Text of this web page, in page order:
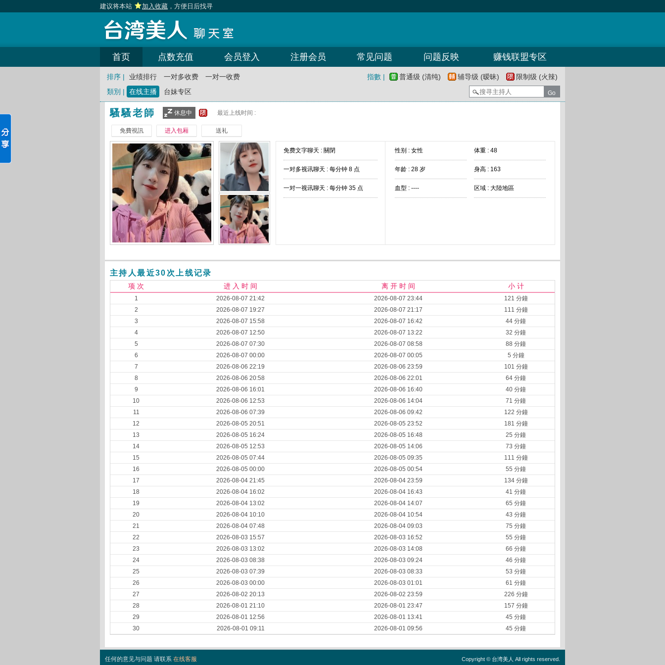
建议将本站 加入收藏 ，方便日后找寻
首页 点数充值 会员登入 注册会员 常见问题 问题反映 赚钱联盟专区
排序 | 业绩排行 一对多收费 一对一收费 指數 | 普通级 (清纯) 辅导级 (暧昧)
限制级 (火辣)
類別 |
在线主播 台妹专区
騷騷老師 休息中 最近上线时间 :
免費視訊 进入包厢 送礼
免费文字聊天 : 關閉
一对多视讯聊天 : 每分钟 8 点
一对一视讯聊天 : 每分钟 35 点
性别 : 女性 体重 : 48
年龄 : 28 岁 身高 : 163
血型 : ---- 区域 : 大陸地區
主持人最近30次上线记录
项 次 进 入 时 间 离 开 时 间 小 计
1 2026-08-07 21:42 2026-08-07 23:44
121 分鐘
2
2026-08-07 19:27 2026-08-07 21:17
111 分鐘
3
2026-08-07 15:58 2026-08-07 16:42
44 分鐘
4
2026-08-07 12:50 2026-08-07 13:22
32 分鐘
5
2026-08-07 07:30 2026-08-07 08:58
88 分鐘
6
2026-08-07 00:00 2026-08-07 00:05
5 分鐘
7
2026-08-06 22:19 2026-08-06 23:59
101 分鐘
8
2026-08-06 20:58 2026-08-06 22:01
64 分鐘
9
2026-08-06 16:01 2026-08-06 16:40
40 分鐘
10
2026-08-06 12:53 2026-08-06 14:04
71 分鐘
11
2026-08-06 07:39 2026-08-06 09:42
122 分鐘
12
2026-08-05 20:51 2026-08-05 23:52
181 分鐘
13
2026-08-05 16:24 2026-08-05 16:48
25 分鐘
14
2026-08-05 12:53 2026-08-05 14:06
73 分鐘
15
2026-08-05 07:44 2026-08-05 09:35
111 分鐘
16
2026-08-05 00:00 2026-08-05 00:54
55 分鐘
17
2026-08-04 21:45 2026-08-04 23:59
134 分鐘
18
2026-08-04 16:02 2026-08-04 16:43
41 分鐘
19
2026-08-04 13:02 2026-08-04 14:07
65 分鐘
20
2026-08-04 10:10 2026-08-04 10:54
43 分鐘
21
2026-08-04 07:48 2026-08-04 09:03
75 分鐘
22
2026-08-03 15:57 2026-08-03 16:52
55 分鐘
23
2026-08-03 13:02 2026-08-03 14:08
66 分鐘
24
2026-08-03 08:38 2026-08-03 09:24
46 分鐘
25
2026-08-03 07:39 2026-08-03 08:33
53 分鐘
26
2026-08-03 00:00 2026-08-03 01:01
61 分鐘
27
2026-08-02 20:13 2026-08-02 23:59
226 分鐘
28
2026-08-01 21:10 2026-08-01 23:47
157 分鐘
29
2026-08-01 12:56 2026-08-01 13:41
45 分鐘
30
2026-08-01 09:11 2026-08-01 09:56 45 分鐘
任何的意见与问题 请联系 在线客服 Copyright © 台湾美人 All rights reserved.